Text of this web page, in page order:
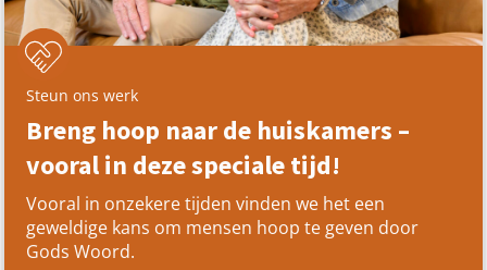
Steun ons werk
Breng hoop naar de huiskamers –
vooral in deze speciale tijd!
Vooral in onzekere tijden vinden we het een
geweldige kans om mensen hoop te geven door
Gods Woord.